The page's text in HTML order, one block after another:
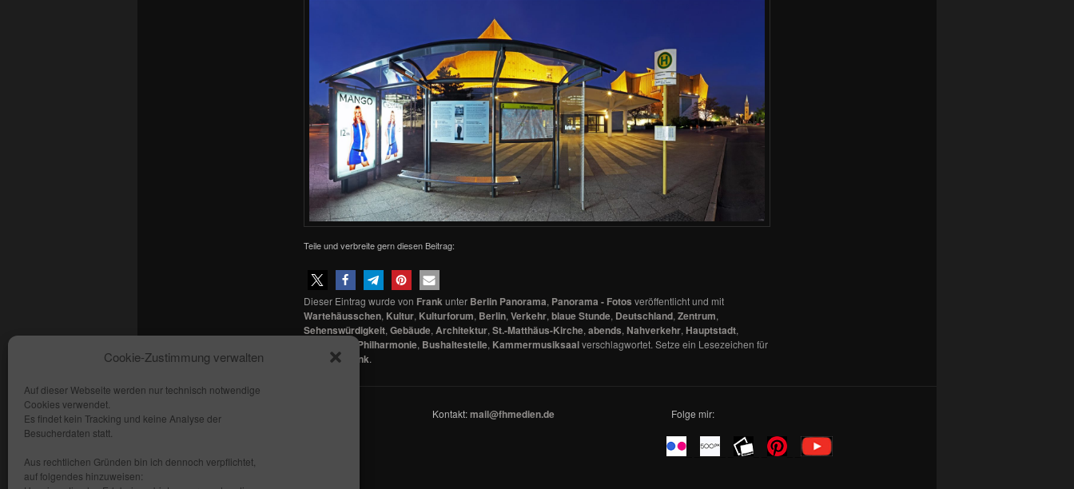
Cookie-Zustimmung verwalten
Auf dieser Webseite werden nur technisch notwendige
Cookies verwendet.
Es findet kein Tracking und keine Analyse der
Besucherdaten statt.
Aus rechtlichen Gründen bin ich dennoch verpflichtet,
auf folgendes hinzuweisen:
Teile und verbreite gern diesen Beitrag:
Dieser Eintrag wurde von Frankunter Berlin Panorama, Panorama - Fotos veröffentlicht und mit
Wartehäusschen, Kultur, Kulturforum, Berlin, Verkehr, blaue Stunde, Deutschland, Zentrum,
Sehenswürdigkeit, Gebäude, Architektur, St.-Matthäus-Kirche, abends, Nahverkehr, Hauptstadt,
Philharmonie, Bushaltestelle, Kammermusiksaalverschlagwortet. Setze ein Lesezeichen für
Permalink.
Copyright: fhmedien.de 2012 - 2026
Kontakt
Kontakt:mail@fhmedien.de Folge mir:
_ _ _ _ _ _